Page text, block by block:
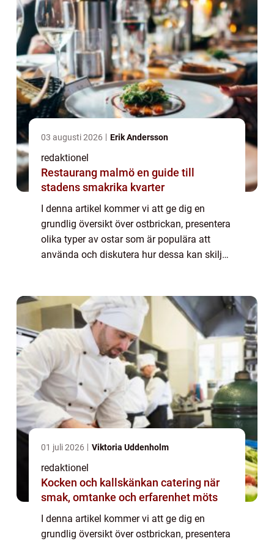
03 augusti 2026 Erik Andersson
redaktionel
Restaurang malmö en guide till
stadens smakrika kvarter
I denna artikel kommer vi att ge dig en
grundlig översikt över ostbrickan, presentera
olika typer av ostar som är populära att
använda och diskutera hur dessa kan skilja
01 juli 2026 Viktoria Uddenholm
redaktionel
Kocken och kallskänkan catering när
smak, omtanke och erfarenhet möts
I denna artikel kommer vi att ge dig en
grundlig översikt över ostbrickan, presentera